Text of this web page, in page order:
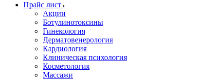
Прайс лист
Акции
Ботулинотоксины
Гинекология
Дерматовенерология
Кардиология
Клиническая психология
Косметология
Массажи